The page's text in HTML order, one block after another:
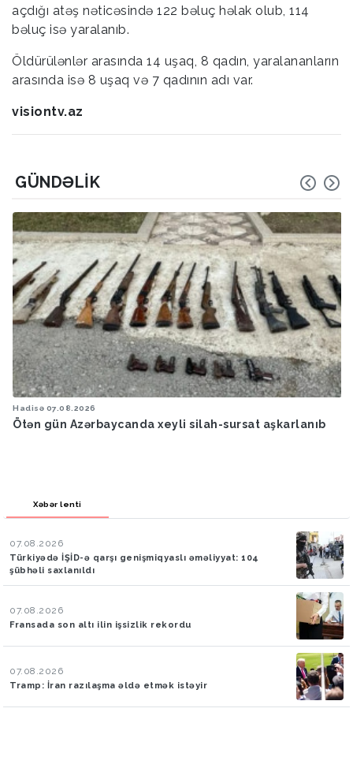
açdığı atəş nəticəsində 122 bəluç həlak olub, 114
bəluç isə yaralanıb.
Öldürülənlər arasında 14 uşaq, 8 qadın, yaralananların
arasında isə 8 uşaq və 7 qadının adı var.
visiontv.az
GÜNDƏLIK
Hadisə 07.08.2026
Ötən gün Azərbaycanda xeyli silah-sursat aşkarlanıb
Xəbər lenti
07.08.2026
Türkiyədə İŞİD-ə qarşı genişmiqyaslı əməliyyat: 104
şübhəli saxlanıldı
07.08.2026
Fransada son altı ilin işsizlik rekordu
07.08.2026
Tramp: İran razılaşma əldə etmək istəyir